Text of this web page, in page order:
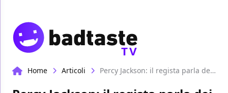
TV
Home Articoli Percy Jackson: il regista parla dei cambiamenti rispetto ai romanzi